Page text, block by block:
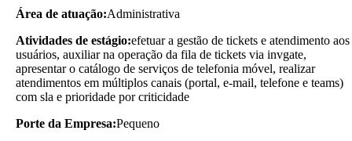
Área de atuação:Administrativa
Atividades de estágio:efetuar a gestão de tickets e atendimento aos
usuários, auxiliar na operação da fila de tickets via invgate,
apresentar o catálogo de serviços de telefonia móvel, realizar
atendimentos em múltiplos canais (portal, e-mail, telefone e teams)
com sla e prioridade por criticidade
Porte da Empresa:Pequeno